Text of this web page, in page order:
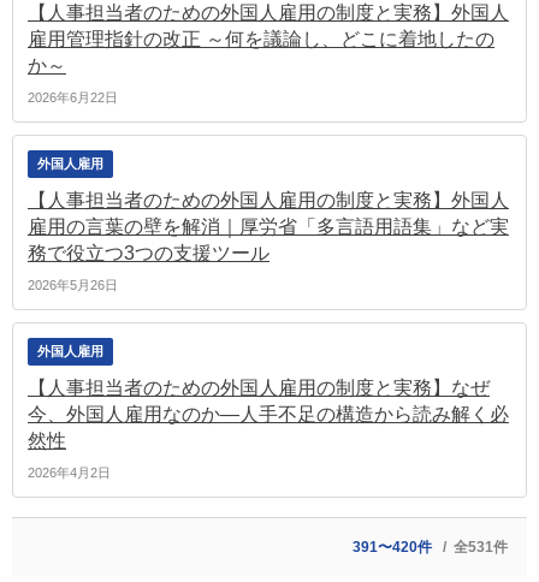
【人事担当者のための外国人雇用の制度と実務】外国人
雇用管理指針の改正 ～何を議論し、どこに着地したの
か～
2026年6月22日
外国人雇用
【人事担当者のための外国人雇用の制度と実務】外国人
雇用の言葉の壁を解消｜厚労省「多言語用語集」など実
務で役立つ3つの支援ツール
2026年5月26日
外国人雇用
【人事担当者のための外国人雇用の制度と実務】なぜ
今、外国人雇用なのか―人手不足の構造から読み解く必
然性
2026年4月2日
391〜420件 全531件